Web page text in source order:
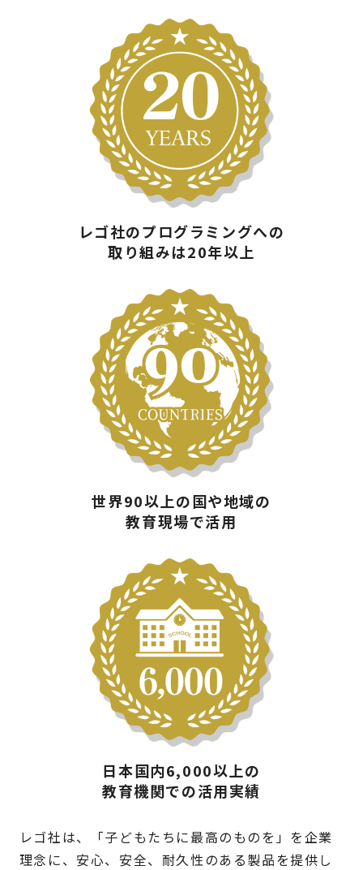
レゴ社のプログラミングへの
取り組みは20年以上
世界90以上の国や地域の
教育現場で活用
日本国内6,000以上の
教育機関での活用実績
レゴ社は、「子どもたちに最高のものを」を企業
理念に、安心、安全、耐久性のある製品を提供し